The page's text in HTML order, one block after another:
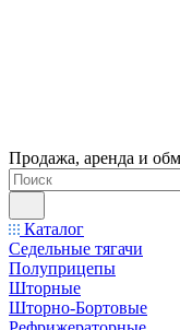
Продажа, аренда и
Каталог
Седельные тягачи
Полуприцепы
Шторные
Шторно-Бортовые